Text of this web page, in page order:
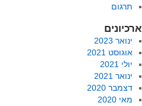
תרגום
ארכיונים
ינואר 2023
אוגוסט 2021
יולי 2021
ינואר 2021
דצמבר 2020
מאי 2020